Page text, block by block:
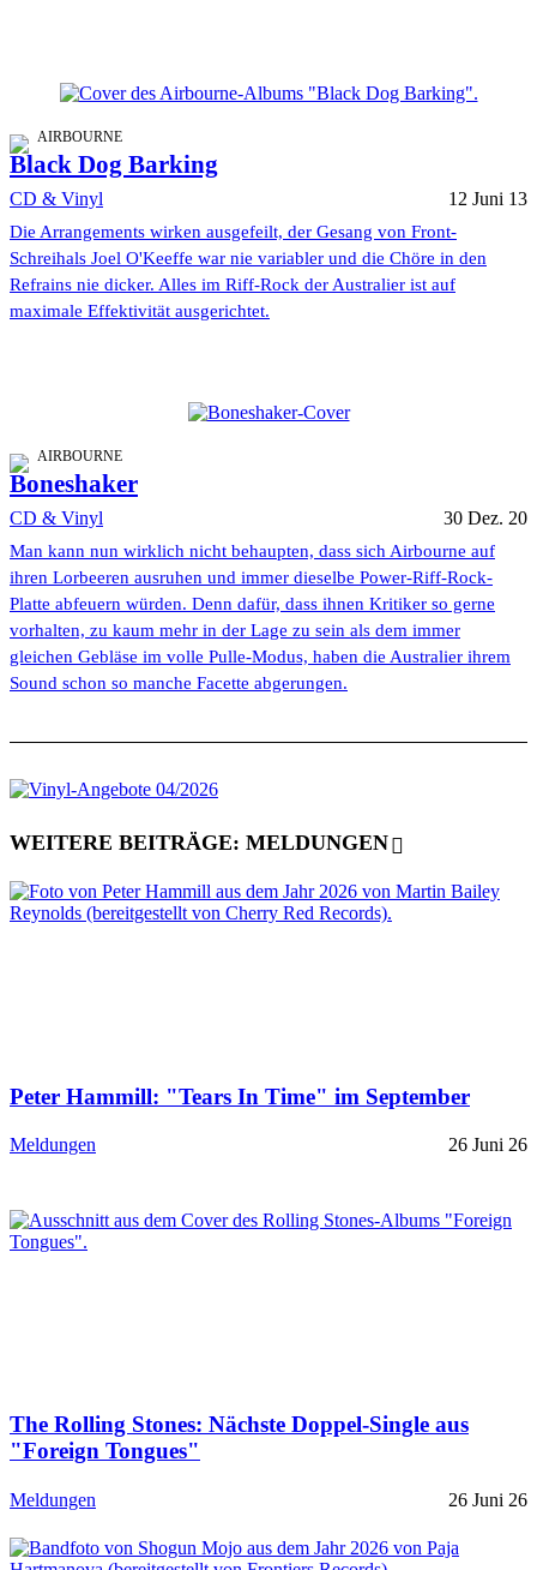
AIRBOURNE
Black Dog Barking
CD & Vinyl 12 Juni 13
Die Arrangements wirken ausgefeilt, der Gesang von Front-
Schreihals Joel O'Keeffe war nie variabler und die Chöre in den
Refrains nie dicker. Alles im Riff-Rock der Australier ist auf
maximale Effektivität ausgerichtet.
AIRBOURNE
Boneshaker
CD & Vinyl 30 Dez. 20
Man kann nun wirklich nicht behaupten, dass sich Airbourne auf
ihren Lorbeeren ausruhen und immer dieselbe Power-Riff-Rock-
Platte abfeuern würden. Denn dafür, dass ihnen Kritiker so gerne
vorhalten, zu kaum mehr in der Lage zu sein als dem immer
gleichen Gebläse im volle Pulle-Modus, haben die Australier ihrem
Sound schon so manche Facette abgerungen.
WEITERE BEITRÄGE: MELDUNGEN
Peter Hammill: "Tears In Time" im September
Meldungen 26 Juni 26
The Rolling Stones: Nächste Doppel-Single aus
"Foreign Tongues"
Meldungen 26 Juni 26